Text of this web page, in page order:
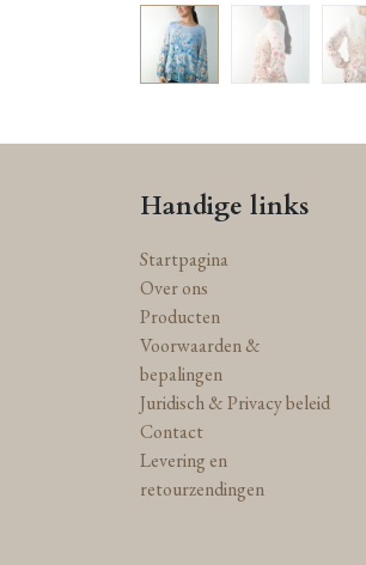
Handige links
Startpagina
Over ons
Producten
Voorwaarden &
bepalingen
Juridisch & Privacy beleid
Contact
Levering en
retourzendingen